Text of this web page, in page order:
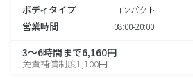
ボディタイプ コンパクト
営業時間 08:00-20:00
3～6時間まで6,160円
免責補償制度1,100円